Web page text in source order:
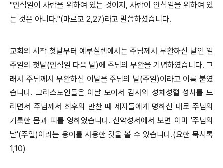
"안식일이 사람을 위하여 있는 것이지, 사람이 안식일을 위하여 있
는 것은 아니다."(마르코 2,27)라고 말씀하셨습니다.
교회의 시작 첫날부터 예루살렘에서는 주님께서 부활하신 날인 일
주일의 첫날(안식일 다음 날)에 주님의 부활을 기념하였습니다. 그
래서 주님께서 부활하신 이날을 주님의 날(주일)이라고 이름 붙였
습니다. 그리스도인들은 이날 모여서 감사의 성체성혈 성사를 드
리면서 주님께서 최후의 만찬 때 제자들에게 명하신 대로 주님의
거룩한 몸과 피를 영하였습니다. 신약성서에서 보면 이미 '주님의
날'(주일)이라는 용어를 사용한 것을 볼 수 있습니다.(요한 묵시록
1,10)